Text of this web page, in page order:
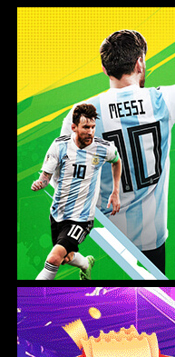
拦截详情
原因:
攻击
触发了安全规则,请提交问题反馈